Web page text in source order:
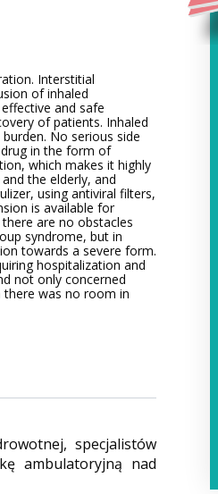
Interstitial
of inhaled
and safe
of patients. Inhaled
No serious side
in the form of
which makes it highly
the elderly, and
using antiviral filters,
is available for
are no obstacles
syndrome, but in
towards a severe form.
hospitalization and
not only concerned
was no room in
specjalistów
ambulatoryjną nad